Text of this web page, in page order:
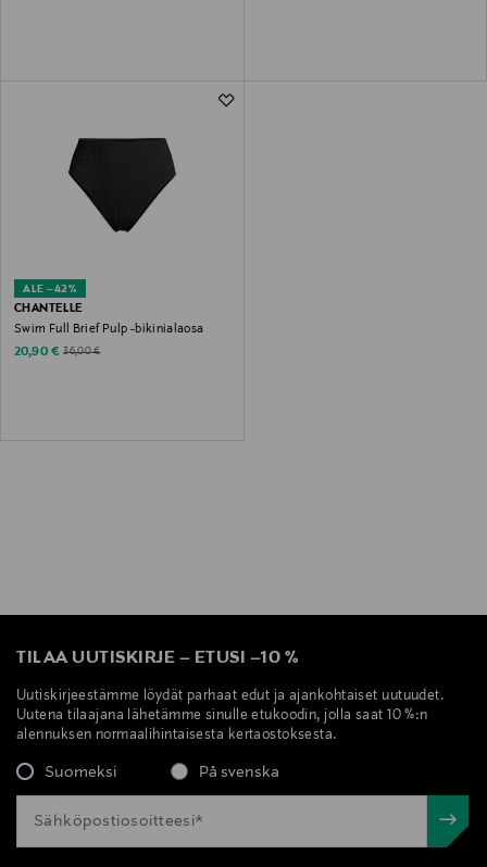
ALE –42%
CHANTELLE
Swim Full Brief Pulp -bikinialaosa
Discounted Price
20,90 € Original Price
36,00 €
TILAA UUTISKIRJE – ETUSI –10 %
Uutiskirjeestämme löydät parhaat edut ja ajankohtaiset uutuudet.
Uutena tilaajana lähetämme sinulle etukoodin, jolla saat 10 %:n
alennuksen normaalihintaisesta kertaostoksesta.
Suomeksi På svenska